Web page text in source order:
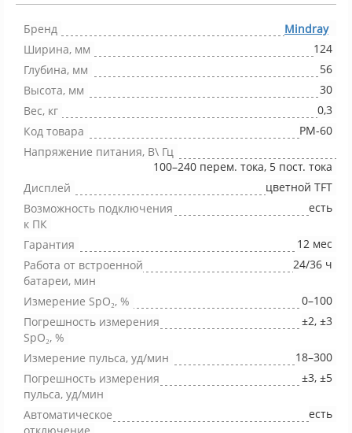
Бренд
Mindray
Ширина, мм
124
Глубина, мм
56
Высота, мм
30
Вес, кг
0,3
Код товара
PM-60
Напряжение питания, В\ Гц
100–240 перем. тока, 5 пост. тока
Дисплей
цветной TFT
Возможность подключения
к ПК
есть
Гарантия
12 мес
Работа от встроенной
батареи, мин
24/36 ч
Измерение SpO₂, %
0–100
Погрешность измерения
SpO₂, %
±2, ±3
Измерение пульса, уд/мин
18–300
Погрешность измерения
пульса, уд/мин
±3, ±5
Автоматическое
есть